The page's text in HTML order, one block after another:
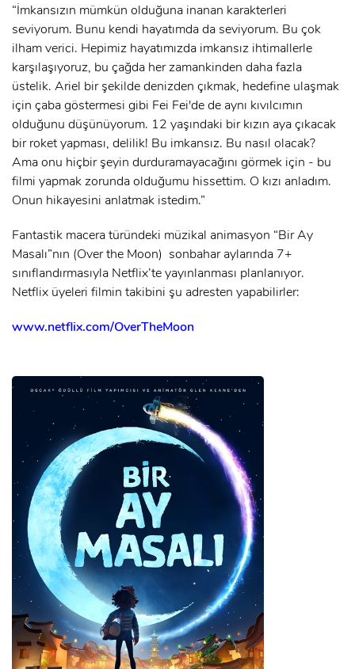
x
GIRIŞ YAP
E-Posta:
x
ÜYE OL
Ad Soyad:
E-Posta:
“İmkansızın mümkün olduğuna inanan karakterleri
seviyorum. Bunu kendi hayatımda da seviyorum. Bu çok
ilham verici. Hepimiz hayatımızda imkansız ihtimallerle
karşılaşıyoruz, bu çağda her zamankinden daha fazla
üstelik. Ariel bir şekilde denizden çıkmak, hedefine ulaşmak
için çaba göstermesi gibi Fei Fei'de de aynı kıvılcımın
olduğunu düşünüyorum. 12 yaşındaki bir kızın aya çıkacak
bir roket yapması, delilik! Bu imkansız. Bu nasıl olacak?
Ama onu hiçbir şeyin durduramayacağını görmek için - bu
filmi yapmak zorunda olduğumu hissettim. O kızı anladım.
Onun hikayesini anlatmak istedim.”
Fantastik macera türündeki müzikal animasyon “Bir Ay
Masalı”nın (Over the Moon) sonbahar aylarında 7+
sınıflandırmasıyla Netflix’te yayınlanması planlanıyor.
Netflix üyeleri filmin takibini şu adresten yapabilirler:
www.netflix.com/OverTheMoon